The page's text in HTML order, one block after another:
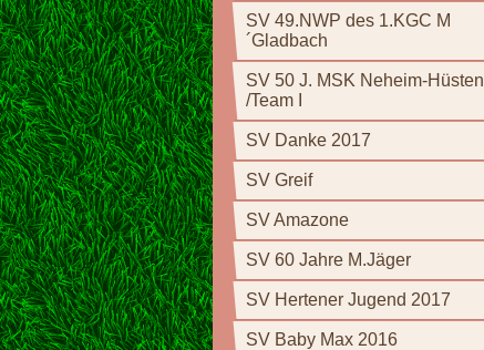
SV 49.NWP des 1.KGC M
´Gladbach
SV 50 J. MSK Neheim-Hüsten
/Team I
SV Danke 2017
SV Greif
SV Amazone
SV 60 Jahre M.Jäger
SV Hertener Jugend 2017
SV Baby Max 2016